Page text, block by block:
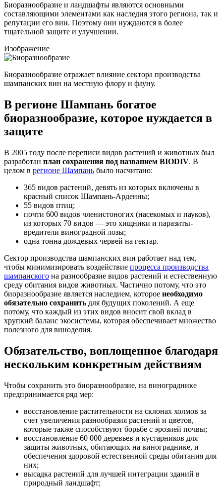
Биоразнообразие и ландшафты являются основными
составляющими элементами как наследия этого региона, так и
репутации его вин. Поэтому они нуждаются в более
тщательной защите и улучшении.
Изображение
Биоразнообразие отражает влияние сектора производства
шампанских вин на местную флору и фауну.
В регионе Шампань богатое
биоразнообразие, которое нуждается в
защите
В 2005 году после переписи видов растений и животных был
разработан план сохранения под названием BIODIV. В
целом в регионе Шампань было насчитано:
365 видов растений, девять из которых включены в
красный список Шампань-Арденны;
55 видов птиц;
почти 600 видов членистоногих (насекомых и пауков),
из которых 70 видов — это хищники и паразиты-
вредители виноградной лозы;
одна тонна дождевых червей на гектар.
Сектор производства шампанских вин работает над тем,
чтобы минимизировать воздействие процесса производства
шампанского на разнообразие видов растений и естественную
среду обитания видов животных. Частично потому, что это
биоразнообразие является наследием, которое необходимо
обязательно сохранить для будущих поколений. А еще
потому, что каждый из этих видов вносит свой вклад в
хрупкий баланс экосистемы, которая обеспечивает множество
полезного для виноделия.
Обязательство, воплощенное благодаря
нескольким конкретным действиям
Чтобы сохранить это биоразнообразие, на винограднике
предпринимается ряд мер:
восстановление растительности на склонах холмов за
счет увеличения разнообразия растений и цветов,
которые также способствуют борьбе с эрозией почвы;
восстановление 60 000 деревьев и кустарников для
защиты животных, обитающих на винограднике, и
обеспечения здоровой естественной среды обитания для
них;
высадка растений для лучшей интеграции зданий в
природный ландшафт;